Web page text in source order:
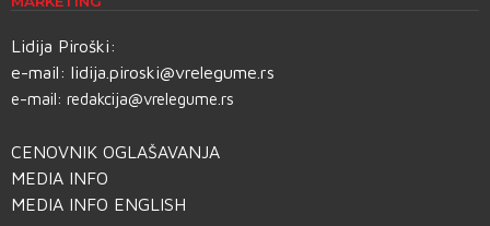
Lidija Piroški:
e-mail: lidija.piroski@vrelegume.rs
e-mail: redakcija@vrelegume.rs
CENOVNIK OGLAŠAVANJA
MEDIA INFO
MEDIA INFO ENGLISH